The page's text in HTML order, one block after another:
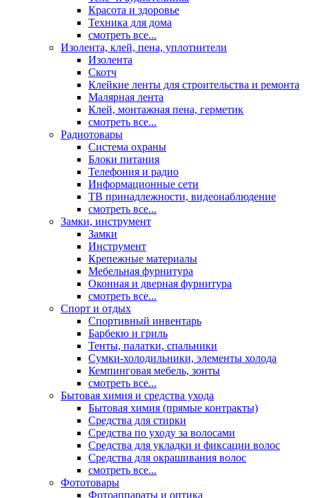
Красота и здоровье
Техника для дома
смотреть все...
Изолента, клей, пена, уплотнители
Изолента
Скотч
Клейкие ленты для строительства и ремонта
Малярная лента
Клей, монтажная пена, герметик
смотреть все...
Радиотовары
Система охраны
Блоки питания
Телефония и радио
Информационные сети
ТВ принадлежности, видеонаблюдение
смотреть все...
Замки, инструмент
Замки
Инструмент
Крепежные материалы
Мебельная фурнитура
Оконная и дверная фурнитура
смотреть все...
Спорт и отдых
Спортивный инвентарь
Барбекю и гриль
Тенты, палатки, спальники
Сумки-холодильники, элементы холода
Кемпинговая мебель, зонты
смотреть все...
Бытовая химия и средства ухода
Бытовая химия (прямые контракты)
Средства для стирки
Средства по уходу за волосами
Средства для укладки и фиксации волос
Средства для окрашивания волос
смотреть все...
Фототовары
Фотоаппараты и оптика